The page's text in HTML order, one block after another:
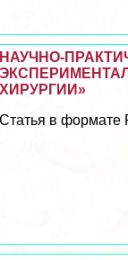
НАУЧНО-
ХИРУРГИИ»
Статья в формате